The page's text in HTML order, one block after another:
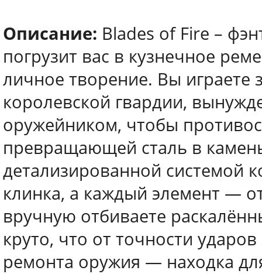
Описание: Blades of Fire –
погрузит вас в кузнечное
личное творение. Вы
королевской гвардии,
оружейником, чтобы
превращающей сталь в
детализированной системой
клинка, а каждый элемент —
вручную отбиваете
круто, что от точности
ремонта оружия — находка